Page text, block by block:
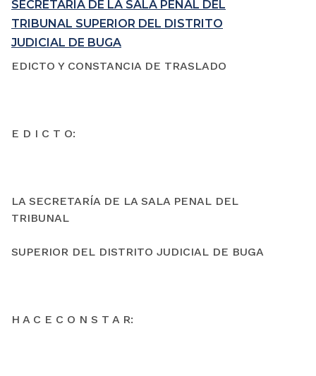
SECRETARÍA DE LA SALA PENAL DEL
TRIBUNAL SUPERIOR DEL DISTRITO
JUDICIAL DE BUGA
EDICTO Y CONSTANCIA DE TRASLADO
E D I C T O:
LA SECRETARÍA DE LA SALA PENAL DEL
TRIBUNAL
SUPERIOR DEL DISTRITO JUDICIAL DE BUGA
H A C E C O N S T A R: